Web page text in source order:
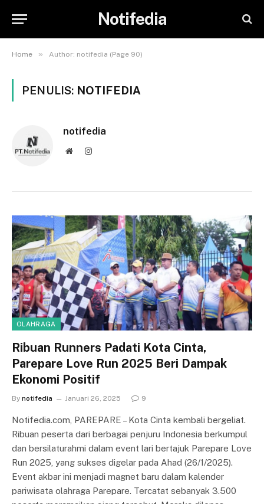
Notifedia
Home » Author: notifedia (Page 90)
PENULIS: NOTIFEDIA
notifedia
WebsiteInstagram
OLAHRAGA
Ribuan Runners Padati Kota Cinta,
Parepare Love Run 2025 Beri Dampak
Ekonomi Positif
By notifedia Januari 26, 2025 9
Notifedia.com, PAREPARE – Kota Cinta kembali bergeliat.
Ribuan peserta dari berbagai penjuru Indonesia berkumpul
dan bersilaturahmi dalam event lari bertajuk Parepare Love
Run 2025, yang sukses digelar pada Ahad (26/1/2025).
Event akbar ini menjadi magnet baru dalam kalender
pariwisata olahraga Parepare. Tercatat sebanyak 3.500